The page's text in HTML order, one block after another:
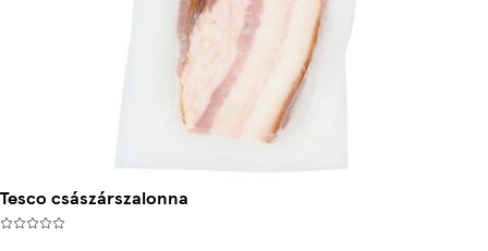
Tesco császárszalonna